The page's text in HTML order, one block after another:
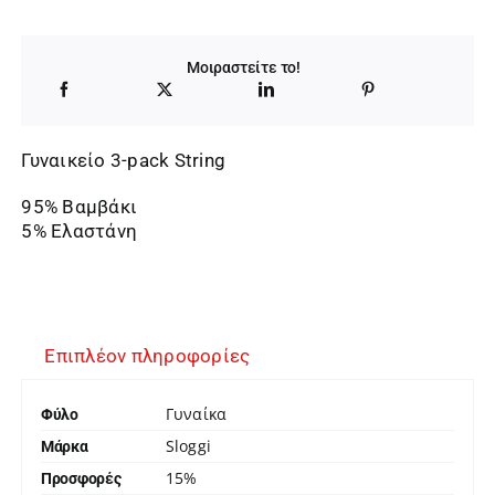
18,00 €.
είναι:
15,30 €.
Μοιραστείτε το!
Γυναικείο 3-pack String
95% Βαμβάκι
5% Ελαστάνη
Επιπλέον πληροφορίες
Φύλο Γυναίκα
Μάρκα Sloggi
Προσφορές 15%